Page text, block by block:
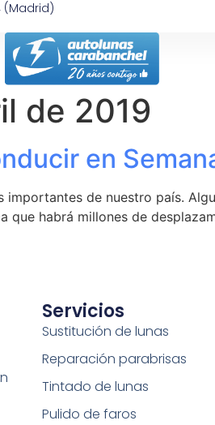
(Madrid)
de 2019
en
importantes de nuestro país.
que habrá millones de
Servicios
Sustitución de lunas
Reparación parabrisas
Tintado de lunas
Pulido de faros